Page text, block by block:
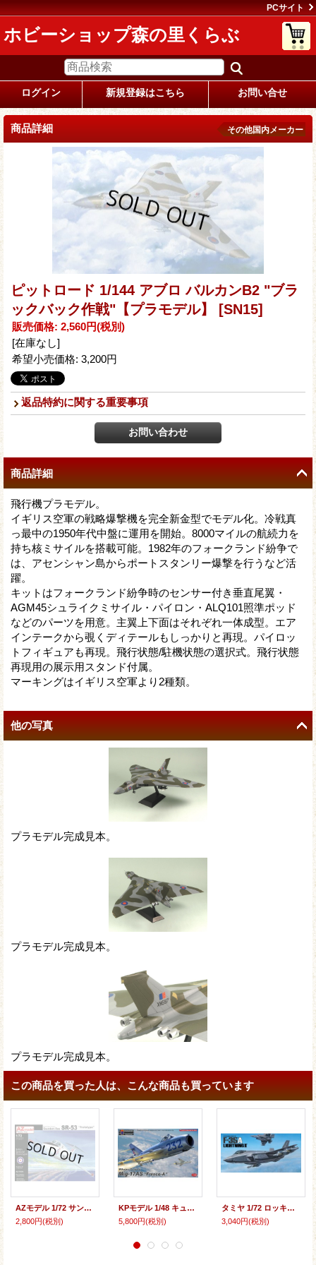
PCサイト
ホビーショップ森の里くらぶ
ログイン 新規登録はこちら お問い合せ
商品詳細 その他国内メーカー
ピットロード 1/144 アブロ バルカンB2 "ブラ
ックバック作戦"【プラモデル】
[SN15]
販売価格: 2,560円(税別)
[在庫なし]
希望小売価格: 3,200円
返品特約に関する重要事項
商品詳細
飛行機プラモデル。
イギリス空軍の戦略爆撃機を完全新金型でモデル化。冷戦真
っ最中の1950年代中盤に運用を開始。8000マイルの航続力を
持ち核ミサイルを搭載可能。1982年のフォークランド紛争で
は、アセンシャン島からポートスタンリー爆撃を行うなど活
躍。
キットはフォークランド紛争時のセンサー付き垂直尾翼・
AGM45シュライクミサイル・パイロン・ALQ101照準ポッド
などのパーツを用意。主翼上下面はそれぞれ一体成型。エア
インテークから覗くディテールもしっかりと再現。パイロッ
トフィギュアも再現。飛行状態/駐機状態の選択式。飛行状態
再現用の展示用スタンド付属。
マーキングはイギリス空軍より2種類。
他の写真
プラモデル完成見本。
プラモデル完成見本。
プラモデル完成見本。
この商品を買った人は、こんな商品も買っています
AZモデル 1/72 サンダース・ロー SR.53 試作戦闘機【プラモデル】
2,800円(税別)
KPモデル 1/48 キューバ空軍 MiG-17AS フレスコA【プラモデル】
5,800円(税別)
タミヤ 1/72 ロッキード マーチンF-35A ライトニングII【プラモデル】
3,040円(税別)